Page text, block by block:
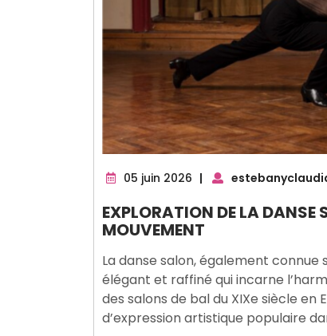
05 juin 2026 05
2026
|
EXPLORATION DE LA DANSE
MOUVEMENT
La danse salon, également connue
élégant et raffiné qui incarne
des salons de bal du XIXe siècle
d’expression artistique populaire